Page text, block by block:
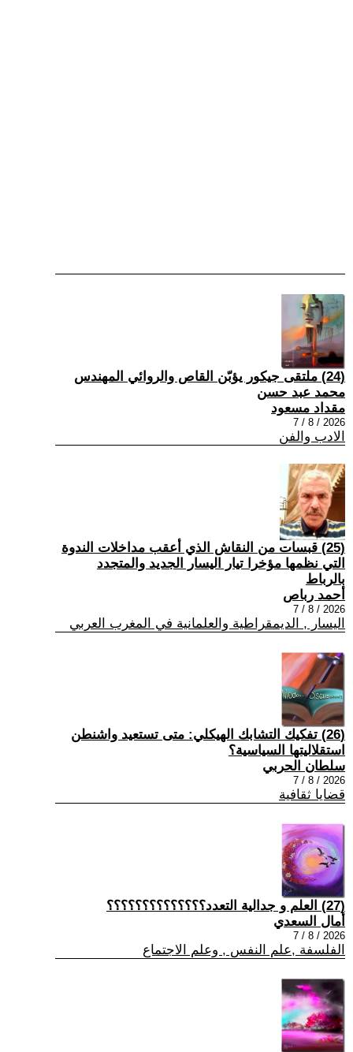
(24) ملتقى جيكور يؤبّن القاص والروائي المهندس
محمد عبد حسن
مقداد مسعود
2026 / 8 / 7
الادب والفن
(25) قبسات من النقاش الذي أعقب مداخلات الندوة
التي نظمها مؤخرا تيار اليسار الجديد والمتجدد
بالرباط
أحمد رباص
2026 / 8 / 7
اليسار , الديمقراطية والعلمانية في المغرب العربي
(26) تفكيك التشابك الهيكلي: متى تستعيد واشنطن
استقلاليتها السياسية؟
سلطان الحربي
2026 / 8 / 7
قضايا ثقافية
(27) العلم و جدالية التعدد؟؟؟؟؟؟؟؟؟؟؟؟؟؟
أمال السعدي
2026 / 8 / 7
الفلسفة ,علم النفس , وعلم الاجتماع